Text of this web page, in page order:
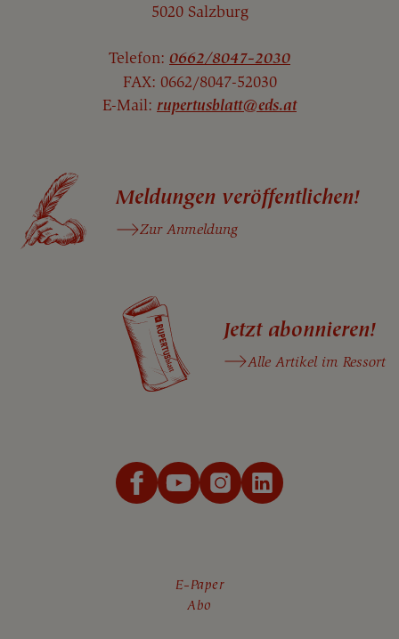
5020 Salzburg
Telefon: 0662/8047-2030
FAX: 0662/8047-52030
E-Mail: rupertusblatt@eds.at
Meldungen veröffentlichen!
Zur Anmeldung
Jetzt abonnieren!
Alle Artikel im Ressort
E-Paper
Abo